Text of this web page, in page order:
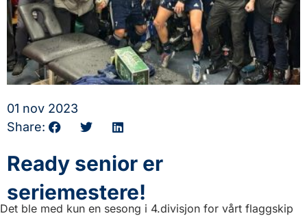
01 nov 2023
Share:
Ready senior er
seriemestere!
Det ble med kun en sesong i 4.divisjon for vårt flaggskip